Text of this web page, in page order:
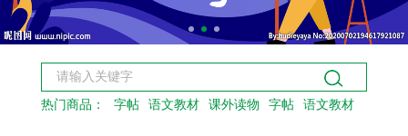
热门商品： 字帖 语文教材 课外读物 字帖
语文教材